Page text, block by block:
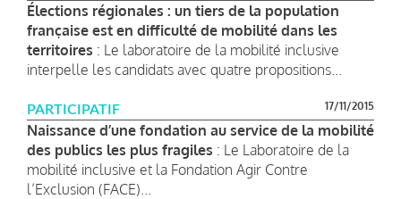
Élections régionales : un tiers de la population
française est en difficulté de mobilité dans les
territoires : Le laboratoire de la mobilité inclusive
interpelle les candidats avec quatre propositions...
PARTICIPATIF 17/11/2015
Naissance d’une fondation au service de la mobilité
des publics les plus fragiles : Le Laboratoire de la
mobilité inclusive et la Fondation Agir Contre
l’Exclusion (FACE)...